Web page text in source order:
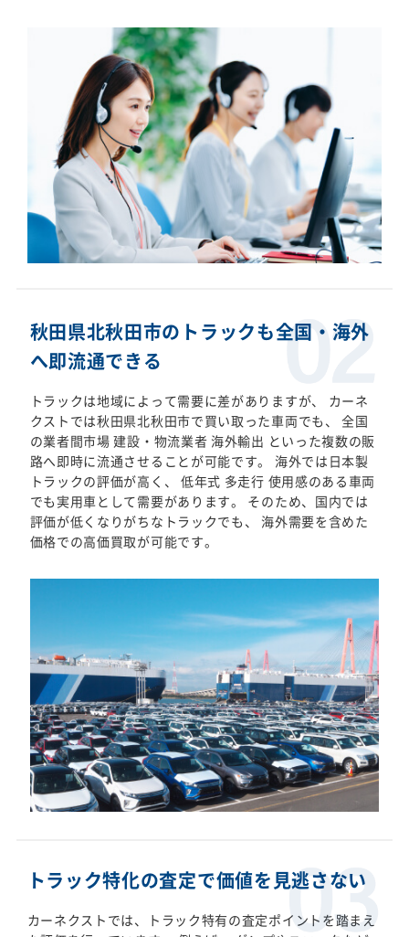
秋田県北秋田市のトラックも全国・海外
へ即流通できる
トラックは地域によって需要に差がありますが、 カーネ
クストでは秋田県北秋田市で買い取った車両でも、 全国
の業者間市場 建設・物流業者 海外輸出 といった複数の販
路へ即時に流通させることが可能です。 海外では日本製
トラックの評価が高く、 低年式 多走行 使用感のある車両
でも実用車として需要があります。 そのため、国内では
評価が低くなりがちなトラックでも、 海外需要を含めた
価格での高価買取が可能です。
トラック特化の査定で価値を見逃さない
カーネクストでは、トラック特有の査定ポイントを踏まえ